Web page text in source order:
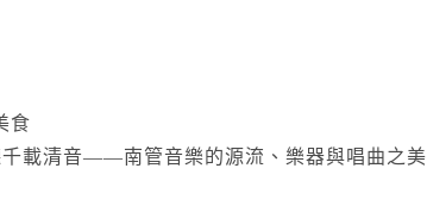
食
千載清音——南管音樂的源流、樂器與唱曲之美